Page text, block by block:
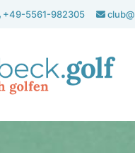
+49-5561-982305